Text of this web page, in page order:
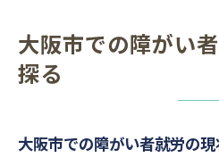
地域社会との連携が
自分に合った大阪市での
自己分析で見つける
大阪市での障がい
探る
大阪市での障がい者就労の